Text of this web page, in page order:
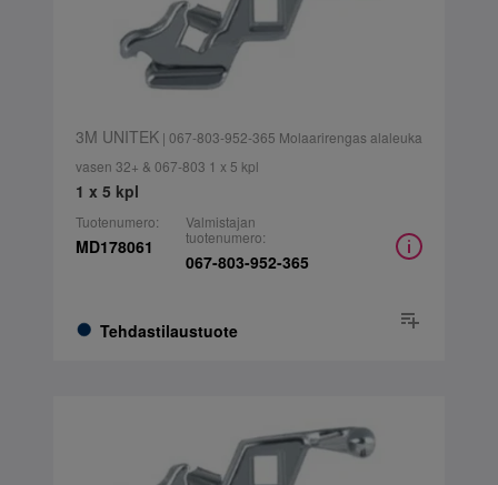
3M UNITEK| 067-803-952-365 Molaarirengas alaleuka
vasen 32+ & 067-803 1 x 5 kpl
1 x 5 kpl
Tuotenumero:
MD178061
Tehdastilaustuote
Valmistajan
tuotenumero:
067-803-952-365